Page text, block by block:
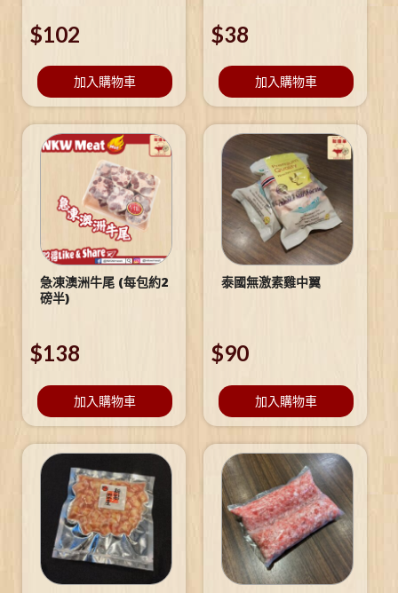
$102
加入購物車
$38
加入購物車
急凍澳洲牛尾 (每包約2
磅半)
$138
加入購物車
泰國無激素雞中翼
$90
加入購物車